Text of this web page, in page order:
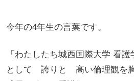
今年の4年生の言葉です。
「わたしたち城西国際大学 看
として 誇りと 高い倫理観を